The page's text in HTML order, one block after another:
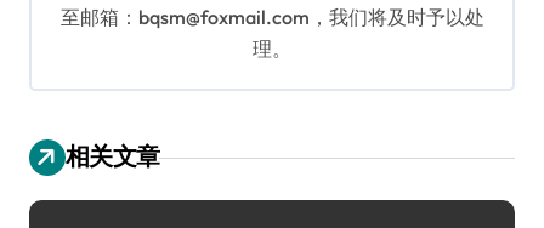
至邮箱：bqsm@foxmail.com，我们将及时予以处
理。
相关文章